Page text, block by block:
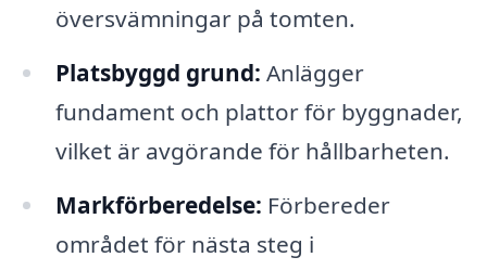
översvämningar på tomten.
Platsbyggd grund: Anlägger
fundament och plattor för byggnader,
vilket är avgörande för hållbarheten.
Markförberedelse: Förbereder
området för nästa steg i